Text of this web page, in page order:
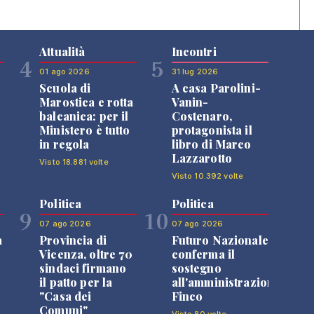
4
Attualità
01 ago 2026
Scuola di
Marostica e rotta
balcanica: per il
Ministero è tutto
in regola
Visto 18.881 volte
5
Incontri
31 lug 2026
A casa Parolini-
Vanin-
Costenaro,
protagonista il
libro di Marco
Lazzarotto
Visto 10.392 volte
9
Politica
07 ago 2026
Provincia di
Vicenza, oltre 70
sindaci firmano
il patto per la
"Casa dei
Comuni"
10
Politica
07 ago 2026
Futuro Nazionale
conferma il
sostegno
all'amministrazione
Finco